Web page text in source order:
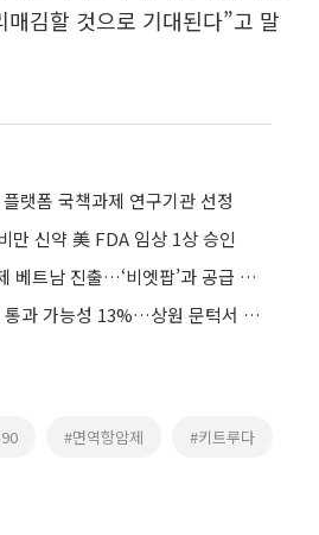
김할 것으로 기대된다”고 말
랫폼 국책과제 연구기관 선정
만 신약 美 FDA 임상 1상 승인
한미약품 고혈압 복합제 베트남 진출…‘비엣팝’과 공급 계약
美 클래리티 법안 연내 통과 가능성 13%…상원 문턱서 제동
#면역항암제 #키트루다